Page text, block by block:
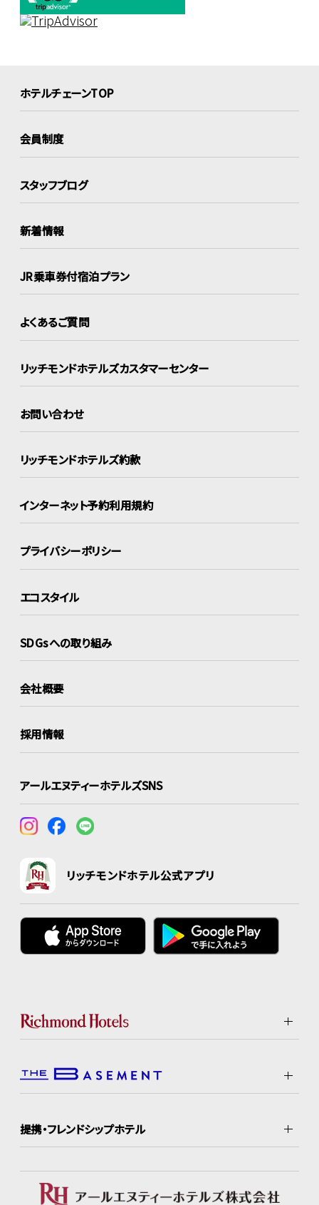
ホテルチェーンTOP
会員制度
スタッフブログ
新着情報
JR乗車券付宿泊プラン
よくあるご質問
リッチモンドホテルズカスタマーセンター
お問い合わせ
リッチモンドホテルズ約款
インターネット予約利用規約
プライバシーポリシー
エコスタイル
SDGsへの取り組み
会社概要
採用情報
アールエヌティーホテルズSNS
リッチモンドホテル公式アプリ
提携・フレンドシップホテル